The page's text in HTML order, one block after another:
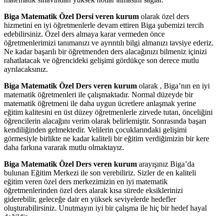
Biga Matematik Özel Dersi veren kurum olarak özel ders
hizmetini en iyi öğretmenlerle devam ettiren Biga şubemizi tercih
edebilirsiniz. Özel ders almaya karar vermeden önce
öğretmenlerimizi tanımanızı ve ayrıntılı bilgi almanızı tavsiye ederiz.
Ne kadar başarılı bir öğretmenden ders alacağınızı bilmeniz içinizi
rahatlatacak ve öğrencideki gelişimi gördükçe son derece mutlu
ayrılacaksınız.
Biga Matematik Özel Ders veren kurum olarak , Biga’nın en iyi
matematik öğretmenleri ile çalışmaktadır. Normal düzeyde bir
matematik öğretmeni ile daha uygun ücretlere anlaşmak yerine
eğitim kalitesini en üst düzey öğretmenlerle zirvede tutan, önceliğini
öğrencilerin alacağını verim olarak belirlemiştir. Sonrasında başarı
kendiliğinden gelmektedir. Velilerin çocuklarındaki gelişimi
görmesiyle birlikte ne kadar kaliteli bir eğitim verdiğimizin bir kere
daha farkına vararak mutlu olmaktayız.
Biga Matematik Özel Ders veren kurum arayışınız Biga’da
bulunan Eğitim Merkezi ile son verebiliriz. Sizler de en kaliteli
eğitim veren özel ders merkezimizin en iyi matematik
öğretmenlerinden özel ders alarak kısa sürede eksiklerinizi
giderebilir, geleceğe dair en yüksek seviyelerde hedefler
oluşturabilirsiniz. Unutmayın iyi bir çalışma ile hiç bir hedef hayal